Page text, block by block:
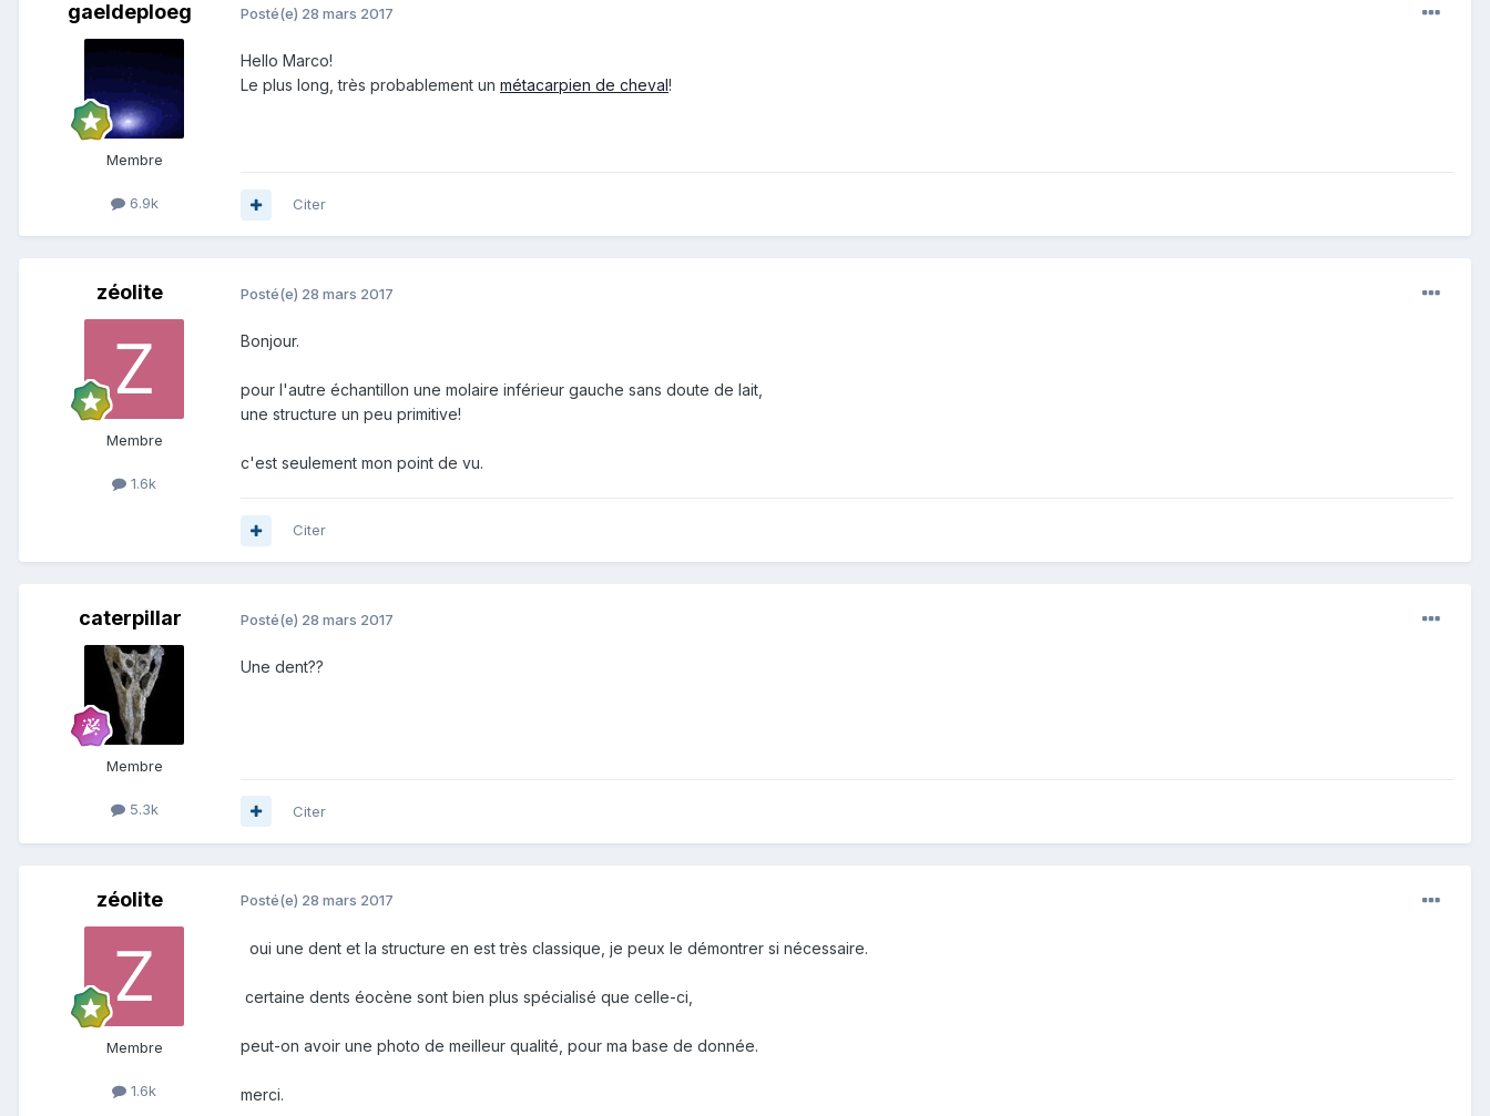
gaeldeploeg
Membre
6.9k
Posté(e) 28 mars 2017
Hello Marco!
Le plus long, très probablement un métacarpien de cheval!
Citer
zéolite
Membre
1.6k
Posté(e) 28 mars 2017
Bonjour.
pour l'autre échantillon une molaire inférieur gauche sans doute de lait,
une structure un peu primitive!
c'est seulement mon point de vu.
Citer
caterpillar
Membre
5.3k
Posté(e) 28 mars 2017
Une dent??
Citer
zéolite
Membre
1.6k
Posté(e) 28 mars 2017
oui une dent et la structure en est très classique, je peux le démontrer si nécessaire.
certaine dents éocène sont bien plus spécialisé que celle-ci,
peut-on avoir une photo de meilleur qualité, pour ma base de donnée.
merci.